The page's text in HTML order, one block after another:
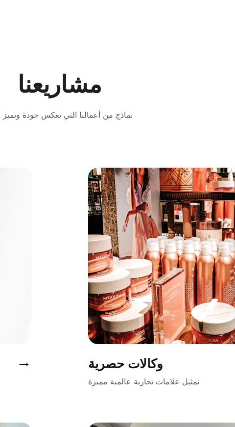
مشاريعنا
نماذج من أعمالنا التي تعكس جودة وتميز evil
وكالات حصرية
تمثيل علامات تجارية عالمية مميزة
→